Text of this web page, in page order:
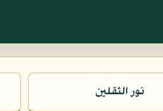
نور الثقلين